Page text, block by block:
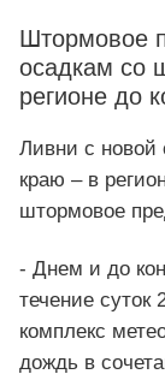
Штормовое
осадкам со
регионе до
Ливни с новой
краю – в
штормовое
- Днем и до
течение суток
комплекс
дождь в